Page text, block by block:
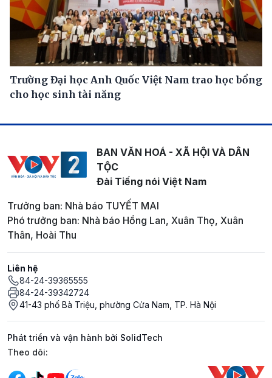
Trường Đại học Anh Quốc Việt Nam trao học bổng
cho học sinh tài năng
BAN VĂN HOÁ - XÃ HỘI VÀ DÂN
TỘC
Đài Tiếng nói Việt Nam
Trưởng ban: Nhà báo TUYẾT MAI
Phó trưởng ban: Nhà báo Hồng Lan, Xuân Thọ, Xuân
Thân, Hoài Thu
Liên hệ
84-24-39365555
84-24-39342724
41-43 phố Bà Triệu, phường Cửa Nam, TP. Hà Nội
Phát triển và vận hành bởi SolidTech
Mạng xã hội
Theo dõi: